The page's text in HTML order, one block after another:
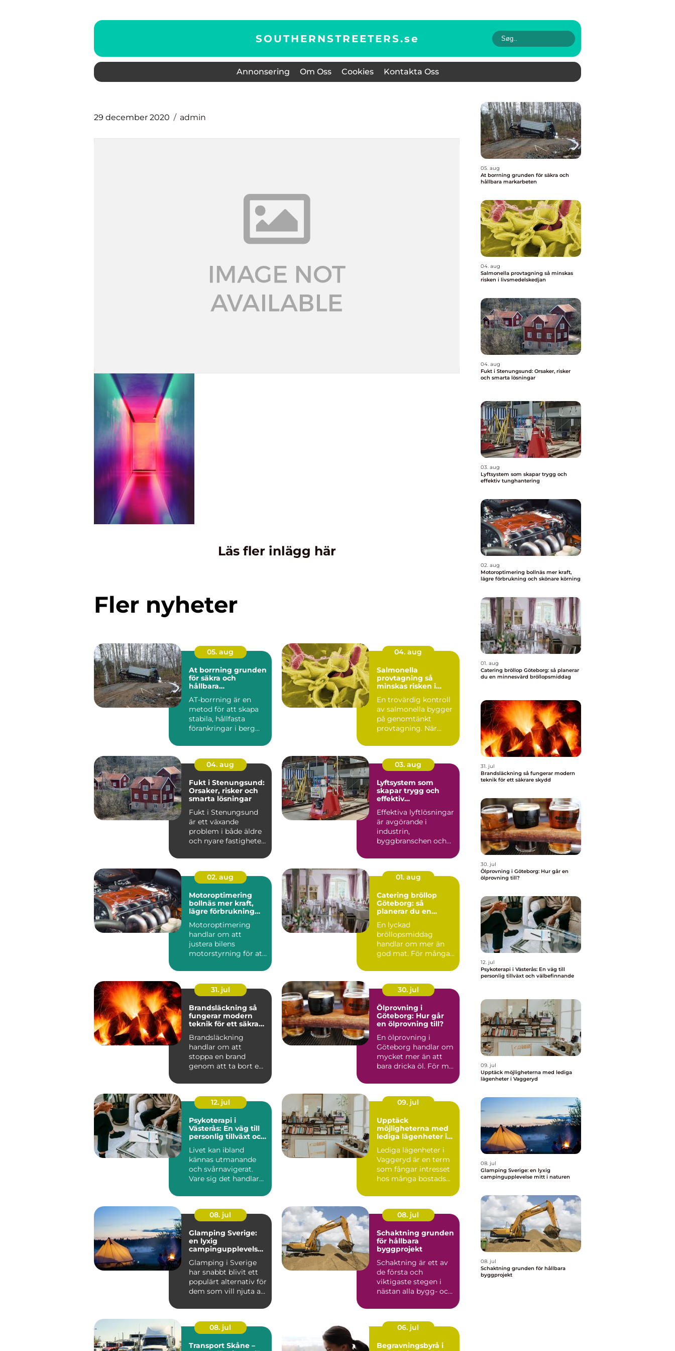
SOUTHERNSTREETERS.se
Annonsering Om Oss Cookies Kontakta Oss
29 december 2020 admin
Läs fler inlägg här
Fler nyheter
05. aug
At borrning grunden
för säkra och
hållbara
AT-borrning är en
metod för att skapa
stabila, hållfasta
förankringar i berg
anvä...
04. aug
Salmonella
provtagning så
minskas risken i
En trovärdig kontroll
av salmonella bygger
på genomtänkt
provtagning. När
i...
04. aug
Fukt i Stenungsund:
Orsaker, risker och
smarta lösningar
Fukt i Stenungsund
är ett växande
problem i både äldre
och nyare fastigheter,
03. aug
Lyftsystem som
skapar trygg och
effektiv
Effektiva lyftlösningar
är avgörande i
industrin,
byggbranschen och
infrastrukturprojekt....
02. aug
Motoroptimering
bollnäs mer kraft,
lägre förbrukning
Motoroptimering
handlar om att
justera bilens
motorstyrning för att
gasrespons ...
01. aug
Catering bröllop
Göteborg: så
planerar du en
bröllopsmiddag
En lyckad
bröllopsmiddag
handlar om mer än
god mat. För många
31. jul
Brandsläckning så
fungerar modern
teknik för ett säkrare
Brandsläckning
handlar om att
stoppa en brand
genom att ta bort en
förutsättningarna ...
30. jul
Ölprovning i
Göteborg: Hur går
en ölprovning till?
En ölprovning i
Göteborg handlar om
mycket mer än att
bara dricka öl. För m...
12. jul
Psykoterapi i
Västerås: En väg till
personlig tillväxt och
Livet kan ibland
kännas utmanande
och svårnavigerat.
Vare sig det handlar
09. jul
Upptäck
möjligheterna med
lediga lägenheter i
Lediga lägenheter i
Vaggeryd är en term
som fångar intresset
hos många bostads...
08. jul
Glamping Sverige:
en lyxig
campingupplevelse
Glamping i Sverige
har snabbt blivit ett
populärt alternativ för
dem som vill njuta av
08. jul
Schaktning grunden
för hållbara
byggprojekt
Schaktning är ett av
de första och
viktigaste stegen i
nästan alla bygg- och
Uta...
08. jul
Transport Skåne –
06. jul
Begravningsbyrå i
05. aug
At borrning grunden för säkra och
hållbara markarbeten
04. aug
Salmonella provtagning så minskas
risken i livsmedelskedjan
04. aug
Fukt i Stenungsund: Orsaker, risker
och smarta lösningar
03. aug
Lyftsystem som skapar trygg och
effektiv tunghantering
02. aug
Motoroptimering bollnäs mer kraft,
lägre förbrukning och skönare körning
01. aug
Catering bröllop Göteborg: så planerar
du en minnesvärd bröllopsmiddag
31. jul
Brandsläckning så fungerar modern
teknik för ett säkrare skydd
30. jul
Ölprovning i Göteborg: Hur går en
ölprovning till?
12. jul
Psykoterapi i Västerås: En väg till
personlig tillväxt och välbefinnande
09. jul
Upptäck möjligheterna med lediga
lägenheter i Vaggeryd
08. jul
Glamping Sverige: en lyxig
campingupplevelse mitt i naturen
08. jul
Schaktning grunden för hållbara
byggprojekt